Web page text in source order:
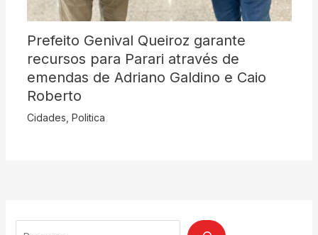
Prefeito Genival Queiroz garante
recursos para Parari através de
emendas de Adriano Galdino e Caio
Roberto
Cidades, Politica